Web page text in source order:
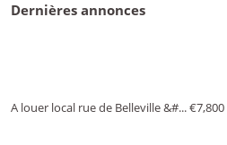
Dernières annonces
A louer local rue de Belleville &#...€7,800